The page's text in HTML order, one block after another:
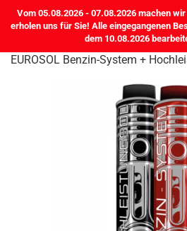
Vom 05.08.2026 - 07.08.2026 machen
erholen uns für Sie! Alle eingegangenen
dem 10.08.2026
EUROSOL Benzin-System +